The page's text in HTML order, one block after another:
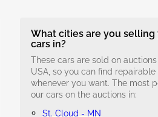
What cities are you
cars in?
These cars are sold on
USA, so you can find repairable
whenever you want. The most
our cars on the auctions in:
St. Cloud - MN